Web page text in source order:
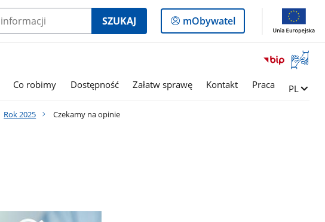
SZUKAJ
Logowanie
do
mObywatel
Otwórz
okno
Co robimy Dostępność Załatw sprawę Kontakt Praca Zmień
PL
Rok 2025 Czekamy na opinie